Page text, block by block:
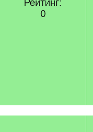
Рейтинг:
0